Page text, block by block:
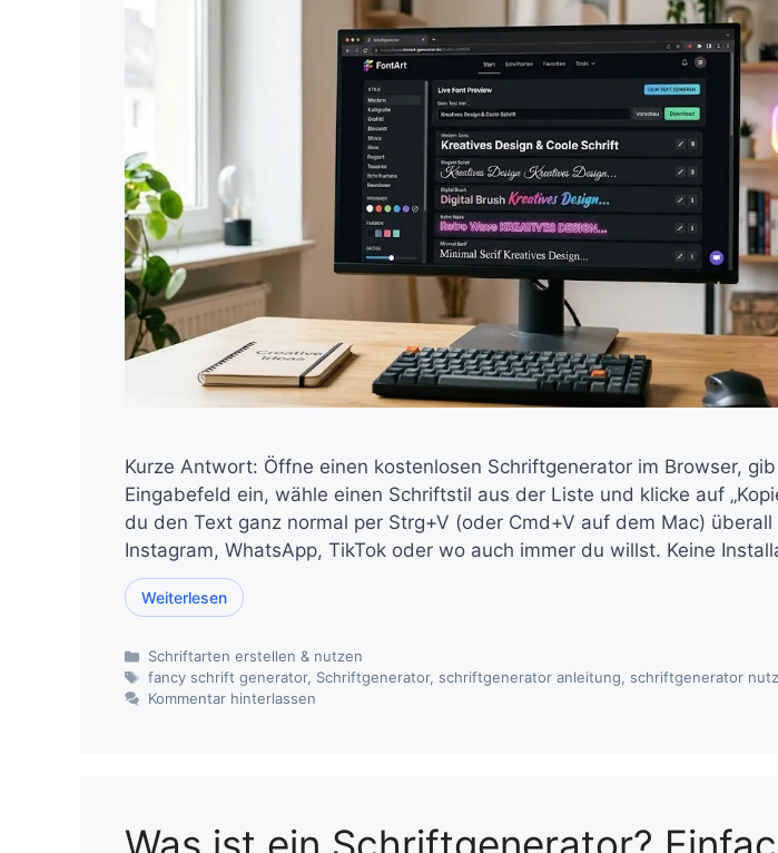
Kurze Antwort: Öffne einen kostenlosen Schriftgenerator im Browser,
Eingabefeld ein, wähle einen Schriftstil aus der Liste und klicke auf
du den Text ganz normal per Strg+V (oder Cmd+V auf dem Mac) überall
Instagram, WhatsApp, TikTok oder wo auch immer du willst. Keine
Weiterlesen
Kategorien
Schriftarten erstellen & nutzen
Schlagwörter
fancy schrift generator, Schriftgenerator, schriftgenerator anleitung, schriftgenerator
Kommentar hinterlassen